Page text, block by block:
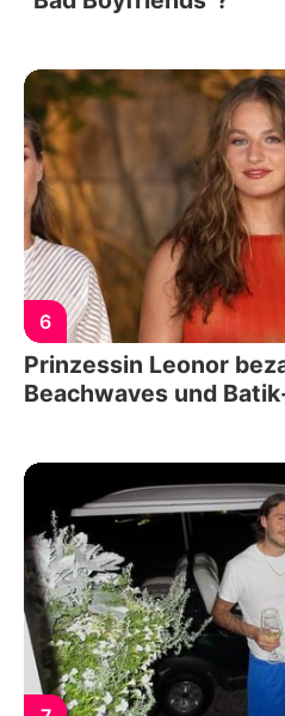
6
Prinzessin Leonor
Beachwaves und